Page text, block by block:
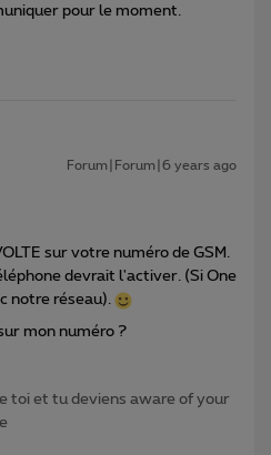
pour le moment.
Forum|Forum|6 years ago
sur votre numéro de GSM.
devrait l'activer. (Si One
notre réseau).
mon numéro ?
toi et tu deviens aware of your